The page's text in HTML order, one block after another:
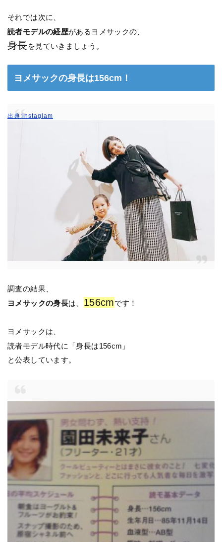
それでは次に、
読者モデルの経歴があるヨメサックの、
身長を見ていきましょう。
ヨメサックの身長は156cm！
出典:instaglam
調査の結果、
ヨメサックの身長は、 156cmです！
ヨメサックは、
読者モデル時代に「身長は156cm」
と公表しています。